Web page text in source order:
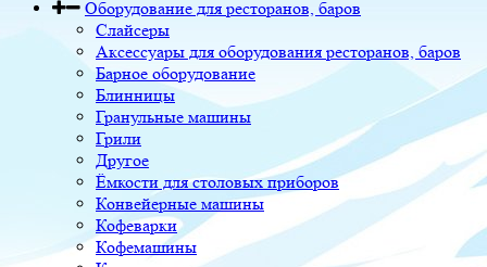
Оборудование для ресторанов, баров
Слайсеры
Аксессуары для оборудования ресторанов, баров
Барное оборудование
Блинницы
Гранульные машины
Грили
Другое
Ёмкости для столовых приборов
Конвейерные машины
Кофеварки
Кофемашины